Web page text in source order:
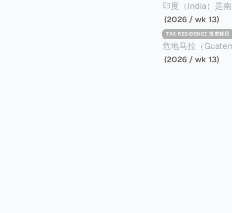
资者在居留许可
年。当投资者经
投资者在意大利实际居住
引力吗？我们来看
印度（India）是
居投资计划要求申请人透
资至少1亿卢比（
币）； * 投资必须为每个财政年度至少20名印度人提供就业机会； * 申请人必须证明其与计
划投资的行业相关的财务能力和专业
(2026 / wk 13)
TAX RESIDENCE 投资移民
危地马拉（
以申请永久居留
(2026 / wk 13)